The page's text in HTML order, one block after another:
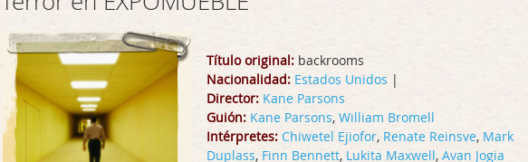
Título original: backrooms
Nacionalidad: Estados Unidos |
Director: Kane Parsons
Guión: Kane Parsons, William Bromell
Intérpretes: Chiwetel Ejiofor, Renate Reinsve, Mark
Duplass, Finn Bennett, Lukita Maxwell, Avan Jogia